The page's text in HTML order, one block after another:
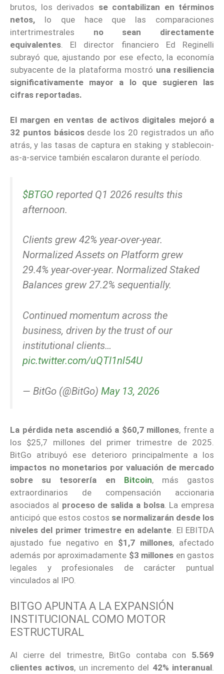
brutos, los derivados se contabilizan en términos
netos, lo que hace que las comparaciones
intertrimestrales no sean directamente
equivalentes . El director financiero Ed Reginelli
subrayó que, ajustando por ese efecto, la economía
subyacente de la plataforma mostró una resiliencia
significativamente mayor a lo que sugieren las
cifras reportadas.
El margen en ventas de activos digitales mejoró a
32 puntos básicosdesde los 20 registrados un año
atrás, y las tasas de captura en staking y stablecoin-
as-a-service también escalaron durante el período.
$BTGO reported Q1 2026 results this
afternoon.
Clients grew 42% year-over-year.
Normalized Assets on Platform grew
29.4% year-over-year. Normalized Staked
Balances grew 27.2% sequentially.
Continued momentum across the
business, driven by the trust of our
institutional clients…
pic.twitter.com/uQTl1nl54U
— BitGo (@BitGo) May 13, 2026
La pérdida neta ascendió a $60,7 millones, frente a
los $25,7 millones del primer trimestre de 2025.
BitGo atribuyó ese deterioro principalmente a los
impactos no monetarios por valuación de mercado
sobre su tesorería en Bitcoin, más gastos
extraordinarios de compensación accionaria
asociados al proceso de salida a bolsa. La empresa
anticipó que estos costos se normalizarán desde los
niveles del primer trimestre en adelante. El EBITDA
ajustado fue negativo en $1,7 millones, afectado
además por aproximadamente $3 millones en gastos
legales y profesionales de carácter puntual
vinculados al IPO.
BITGO APUNTA A LA EXPANSIÓN
INSTITUCIONAL COMO MOTOR
ESTRUCTURAL
Al cierre del trimestre, BitGo contaba con 5.569
clientes activos, un incremento del 42% interanual